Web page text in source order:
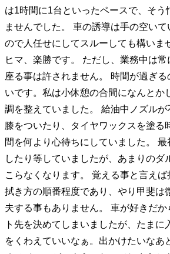
は1時間に1台といったペースで、そう
ませんでした。 車の誘導は手の空い
ので人任せにしてスルーしても構いま
ヒマ、楽勝です。 ただし、業務中は常
座る事は許されません。 時間が過ぎ
いです。私は小休憩の合間になんとか
調を整えていました。 給油中ノズルが
膝をついたり、タイヤワックスを塗る
間を何より心待ちにしていました。
したり等していましたが、あまりのダ
こらなくなります。 覚える事と言え
拭き方の順番程度であり、やり甲斐は
夫する事もありません。 車が好きだか
ト先を決めてしまいましたが、たまに
をくわえていいなぁ。出かけたいなあ